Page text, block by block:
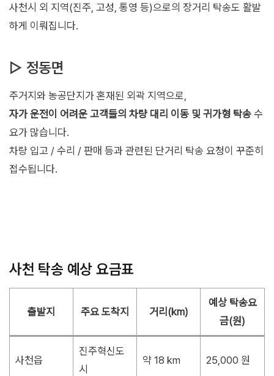
사천시 외 지역(진주, 고성, 통영 등)으로의 장거리 탁송도 활발
하게 이뤄집니다.
▷ 정동면
주거지와 농공단지가 혼재된 외곽 지역으로,
자가 운전이 어려운 고객들의 차량 대리 이동 및 귀가형 탁송 수
요가 많습니다.
차량 입고 / 수리 / 판매 등과 관련된 단거리 탁송 요청이 꾸준히
접수됩니다.
사천 탁송 예상 요금표
출발지 주요 도착지 거리(km)
예상 탁송요
금(원)
사천읍
진주혁신도
시
약 18 km 25,000 원